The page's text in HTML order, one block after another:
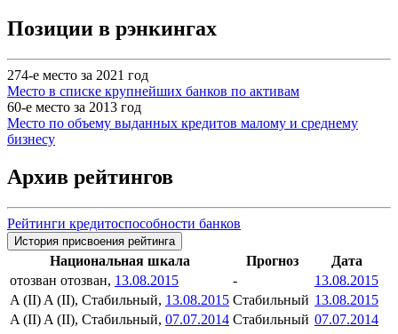
Позиции в рэнкингах
274-е место за 2021 год
Место в списке крупнейших банков по активам
60-е место за 2013 год
Место по объему выданных кредитов малому и среднему
бизнесу
Архив рейтингов
Рейтинги кредитоспособности банков
История присвоения рейтинга
Национальная шкала Прогноз
Дата
отозван отозван, 13.08.2015 -
13.08.2015
A (II) A (II), Стабильный, 13.08.2015 Стабильный 13.08.2015
A (II) A (II), Стабильный, 07.07.2014 Стабильный 07.07.2014